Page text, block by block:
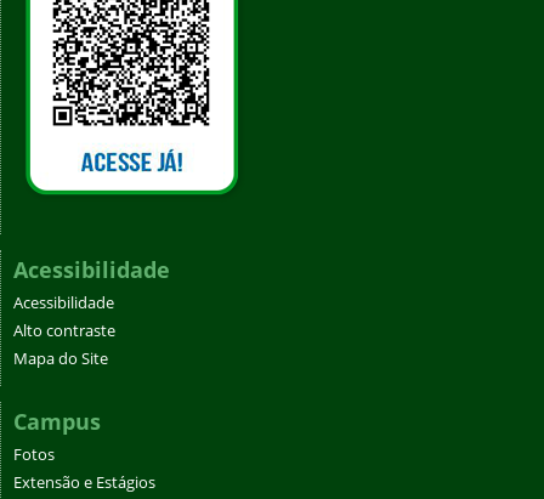
Acessibilidade
Acessibilidade
Alto contraste
Mapa do Site
Campus
Fotos
Extensão e Estágios